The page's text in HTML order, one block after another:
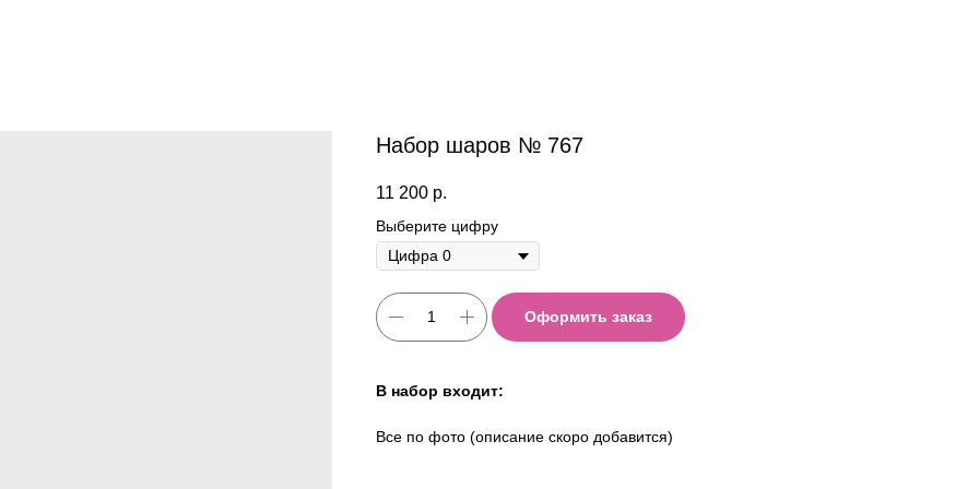
Набор шаров № 767
11 200 р.
Выберите цифру
Оформить заказ
В набор входит:
Все по фото (описание скоро добавится)